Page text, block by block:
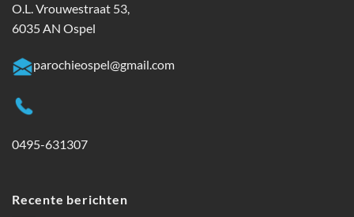
O.L. Vrouwestraat 53,
6035 AN Ospel
parochieospel@gmail.com
0495-631307
Recente berichten